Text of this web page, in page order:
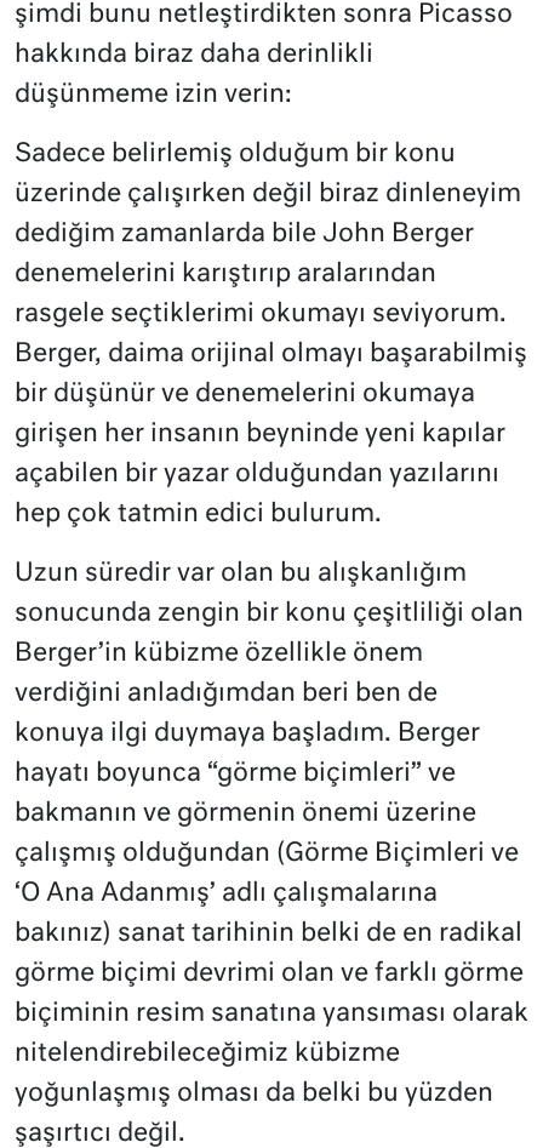
şimdi bunu netleştirdikten sonra Picasso
hakkında biraz daha derinlikli
düşünmeme izin verin:
Sadece belirlemiş olduğum bir konu
üzerinde çalışırken değil biraz dinleneyim
dediğim zamanlarda bile John Berger
denemelerini karıştırıp aralarından
rasgele seçtiklerimi okumayı seviyorum.
Berger, daima orijinal olmayı başarabilmiş
bir düşünür ve denemelerini okumaya
girişen her insanın beyninde yeni kapılar
açabilen bir yazar olduğundan yazılarını
hep çok tatmin edici bulurum.
Uzun süredir var olan bu alışkanlığım
sonucunda zengin bir konu çeşitliliği olan
Berger’in kübizme özellikle önem
verdiğini anladığımdan beri ben de
konuya ilgi duymaya başladım. Berger
hayatı boyunca “görme biçimleri” ve
bakmanın ve görmenin önemi üzerine
çalışmış olduğundan (Görme Biçimleri ve
‘O Ana Adanmış’ adlı çalışmalarına
bakınız) sanat tarihinin belki de en radikal
görme biçimi devrimi olan ve farklı görme
biçiminin resim sanatına yansıması olarak
nitelendirebileceğimiz kübizme
yoğunlaşmış olması da belki bu yüzden
şaşırtıcı değil.